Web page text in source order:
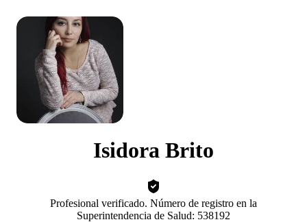
Isidora Brito
Profesional verificado. Número de registro en la
Superintendencia de Salud: 538192